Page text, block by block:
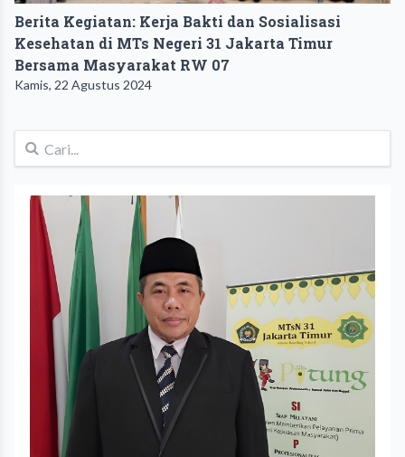
Berita Kegiatan: Kerja Bakti dan Sosialisasi
Kesehatan di MTs Negeri 31 Jakarta Timur
Bersama Masyarakat RW 07
Kamis, 22 Agustus 2024